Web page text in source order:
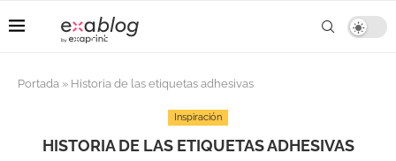
Portada » Historia de las etiquetas adhesivas
Inspiración
HISTORIA DE LAS ETIQUETAS ADHESIVAS